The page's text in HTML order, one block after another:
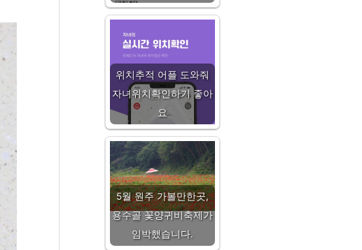
위치추적 어플 도와줘
자녀위치확인하기 좋아
요
5월 원주 가볼만한곳,
용수골 꽃양귀비축제가
임박했습니다.